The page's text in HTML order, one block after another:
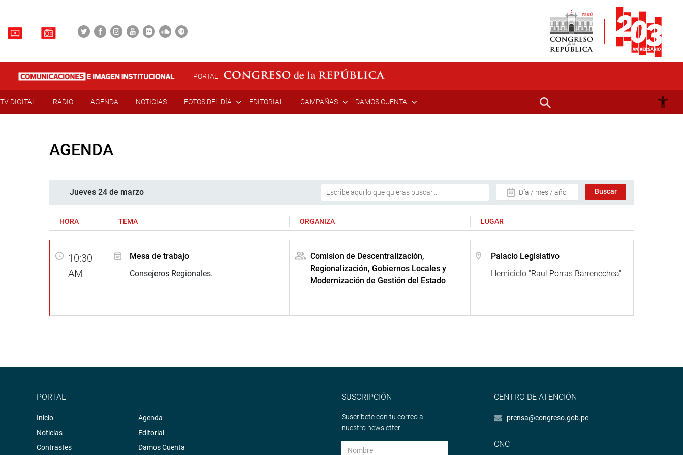
PORTAL
TV DIGITAL RADIO AGENDA NOTICIAS FOTOS DEL DÍA EDITORIAL CAMPAÑAS DAMOS CUENTA
AGENDA
Jueves 24 de marzo Día / mes / año
HORA TEMA ORGANIZA LUGAR
10:30
AM
Mesa de trabajo
Consejeros Regionales.
Comision de Descentralización,
Regionalización, Gobiernos Locales y
Modernización de Gestión del Estado
Palacio Legislativo
Hemiciclo "Raul Porras Barrenechea"
PORTAL
Inicio
Noticias
Contrastes
Agenda
Editorial
Damos Cuenta
SUSCRIPCIÓN
Suscríbete con tu correo a
nuestro newsletter.
CENTRO DE ATENCIÓN
prensa@congreso.gob.pe
CNC